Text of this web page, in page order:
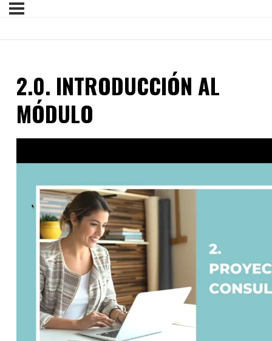
2.0. INTRODUCCIÓN AL
MÓDULO